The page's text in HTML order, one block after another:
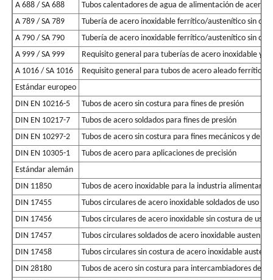
A 688 / SA 688
Tubos calentadores de agua de alimentación de acero
A 789 / SA 789
Tubería de acero inoxidable ferrítico/austenítico sin
A 790 / SA 790
Tubería de acero inoxidable ferrítico/austenítico sin
A 999 / SA 999
Requisito general para tuberías de acero inoxidable y
A 1016 / SA 1016
Requisito general para tubos de acero aleado ferrítico,
Estándar europeo
DIN EN 10216-5
Tubos de acero sin costura para fines de presión
DIN EN 10217-7
Tubos de acero soldados para fines de presión
DIN EN 10297-2
Tubos de acero sin costura para fines mecánicos y de
DIN EN 10305-1
Tubos de acero para aplicaciones de precisión
Estándar alemán
DIN 11850
Tubos de acero inoxidable para la industria alimentaria
DIN 17455
Tubos circulares de acero inoxidable soldados de uso
DIN 17456
Tubos circulares de acero inoxidable sin costura de uso
DIN 17457
Tubos circulares soldados de acero inoxidable
DIN 17458
Tubos circulares sin costura de acero inoxidable
DIN 28180
Tubos de acero sin costura para intercambiadores de